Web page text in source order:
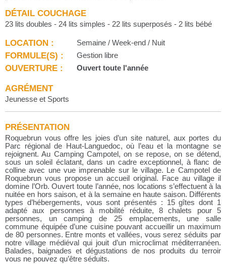
DÉTAIL COUCHAGE
23 lits doubles - 24 lits simples - 22 lits superposés - 2 lits bébé
LOCATION : Semaine / Week-end / Nuit
FORMULE(S) : Gestion libre
OUVERTURE : Ouvert toute l'année
AGRÉMENT
Jeunesse et Sports
PRÉSENTATION
Roquebrun vous offre les joies d’un site naturel, aux portes du
Parc régional de Haut-Languedoc, où l’eau et la montagne se
rejoignent. Au Camping Campotel, on se repose, on se détend,
sous un soleil éclatant, dans un cadre exceptionnel, à flanc de
colline avec une vue imprenable sur le village. Le Campotel de
Roquebrun vous propose un accueil original. Face au village il
domine l’Orb. Ouvert toute l’année, nos locations s’effectuent à la
nuitée en hors saison, et à la semaine en haute saison. Différents
types d’hébergements, vous sont présentés : 15 gîtes dont 1
adapté aux personnes à mobilité réduite, 8 chalets pour 5
personnes, un camping de 25 emplacements, une salle
commune équipée d’une cuisine pouvant accueillir un maximum
de 80 personnes. Entre monts et vallées, vous serez séduits par
notre village médiéval qui jouit d’un microclimat méditerranéen.
Balades, baignades et dégustations de nos produits du terroir
vous ne pouvez qu’être séduits.